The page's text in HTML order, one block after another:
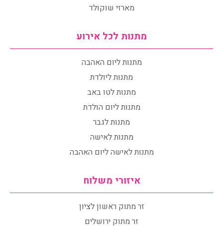
מארזי שוקולד
מתנות לכל אירוע
מתנות ליום האהבה
מתנות ליולדת
מתנות לטו באב
מתנות ליום הולדת
מתנות לגבר
מתנות לאישה
מתנות לאישה ליום האהבה
איזורי משלוח
זר מתוק ראשון לציון
זר מתוק ירושלים